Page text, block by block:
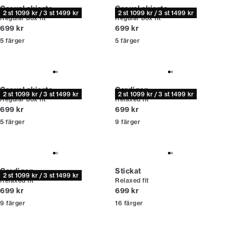
2 st 1099 kr / 3 st 1499 kr
Casual skjorta
Regular box fit
Nuvarande pris
699 kr
5 färger
2 st 1099 kr / 3 st 1499 kr
Casual skjorta
Regular box fit
Nuvarande pris
699 kr
5 färger
2 st 1099 kr / 3 st 1499 kr
Casual skjorta
Regular box fit
Nuvarande pris
699 kr
5 färger
2 st 1099 kr / 3 st 1499 kr
Cardigan
Relaxed fit
Nuvarande pris
699 kr
9 färger
2 st 1099 kr / 3 st 1499 kr
Cardigan
Relaxed fit
Nuvarande pris
699 kr
9 färger
Stickat
Relaxed fit
Nuvarande pris
699 kr
16 färger